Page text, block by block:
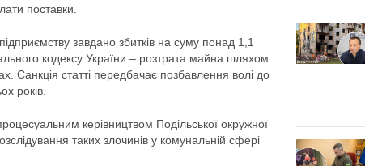
поставки.
завдано збитків на суму понад 1,1
кодексу України – розтрата майна шляхом
Санкція статті передбачає позбавлення волі до
років.
керівництвом Подільської окружної
таких злочинів у комунальній сфері